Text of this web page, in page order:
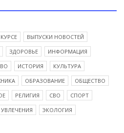
ВЫПУСКИ НОВОСТЕЙ
ЗДОРОВЬЕ
ИНФОРМАЦИЯ
ИСТОРИЯ
КУЛЬТУРА
ОБРАЗОВАНИЕ
ОБЩЕСТВО
РЕЛИГИЯ СВО
СПОРТ
ЭКОЛОГИЯ